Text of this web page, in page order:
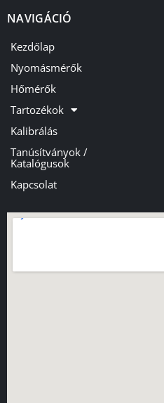
NAVIGÁCIÓ
Kezdőlap
Nyomásmérők
Hőmérők
Tartozékok
Kalibrálás
Tanúsítványok /
Katalógusok
Kapcsolat